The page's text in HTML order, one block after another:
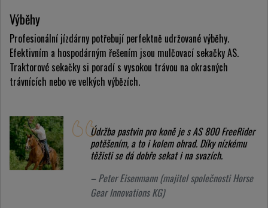
Výběhy
Profesionální jízdárny potřebují perfektně udržované výběhy.
Efektivním a hospodárným řešením jsou mulčovací sekačky AS.
Traktorové sekačky si poradí s vysokou trávou na okrasných
trávnících nebo ve velkých výbězích.
Údržba pastvin pro koně je s AS 800 FreeRider
potěšením, a to i kolem ohrad. Díky nízkému
těžisti se dá dobře sekat i na svazích.
– Peter Eisenmann (majitel společnosti Horse
Gear Innovations KG)